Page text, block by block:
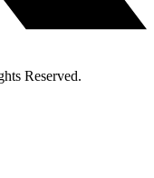
Reserved.